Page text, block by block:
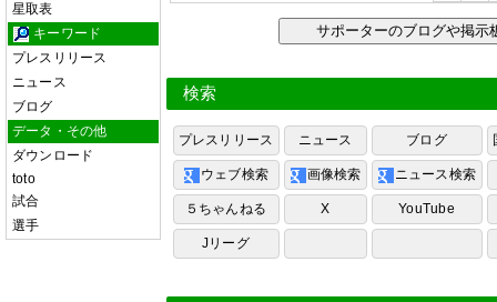
星取表
キーワード
プレスリリース
ニュース
ブログ
データ・その他
ダウンロード
toto
試合
選手
サポーターのブログや掲
検索
プレスリリース ニュース ブログ
ウェブ検索 画像検索 ニュース検索
５ちゃんねる X YouTube
Jリーグ